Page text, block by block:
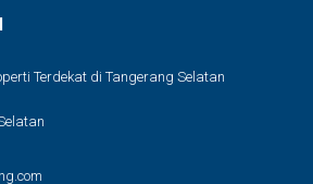
Terdekat di Tangerang Selatan